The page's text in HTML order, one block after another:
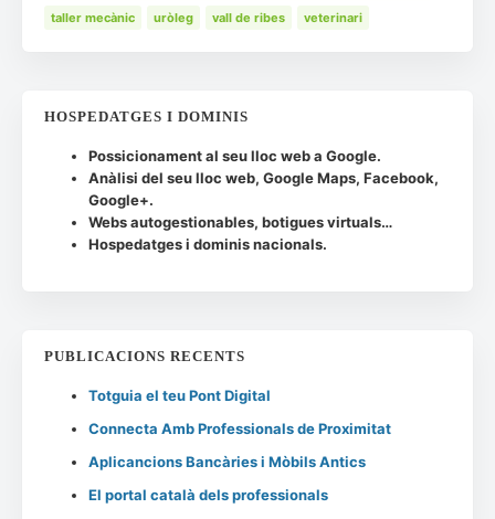
taller mecànic
uròleg vall de ribes veterinari
HOSPEDATGES I DOMINIS
Possicionament al seu lloc web a Google.
Anàlisi del seu lloc web, Google Maps, Facebook,
Google+.
Webs autogestionables, botigues virtuals…
Hospedatges i dominis nacionals.
PUBLICACIONS RECENTS
Totguia el teu Pont Digital
Connecta Amb Professionals de Proximitat
Aplicancions Bancàries i Mòbils Antics
El portal català dels professionals